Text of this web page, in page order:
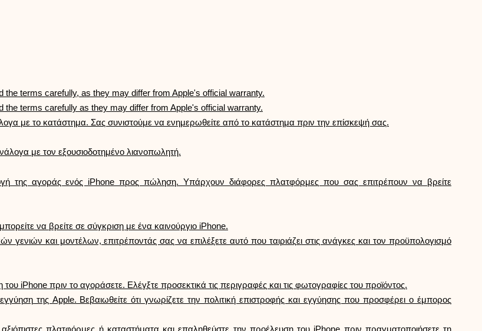
terms carefully, as they may differ from Apple's official warranty.
terms carefully as they may differ from Apple's official warranty.
με το κατάστημα. Σας συνιστούμε να ενημερωθείτε από το κατάστημα πριν την επίσκεψή σας.
με τον εξουσιοδοτημένο λιανοπωλητή.
της αγοράς ενός iPhone προς πώληση. Υπάρχουν διάφορες πλατφόρμες που σας επιτρέπουν να βρείτε
να βρείτε σε σύγκριση με ένα καινούργιο iPhone.
γενιών και μοντέλων, επιτρέποντάς σας να επιλέξετε αυτό που ταιριάζει στις ανάγκες και τον προϋπολογισμό
iPhone πριν το αγοράσετε. Ελέγξτε προσεκτικά τις περιγραφές και τις φωτογραφίες του προϊόντος.
της Apple. Βεβαιωθείτε ότι γνωρίζετε την πολιτική επιστροφής και εγγύησης που προσφέρει ο έμπορος